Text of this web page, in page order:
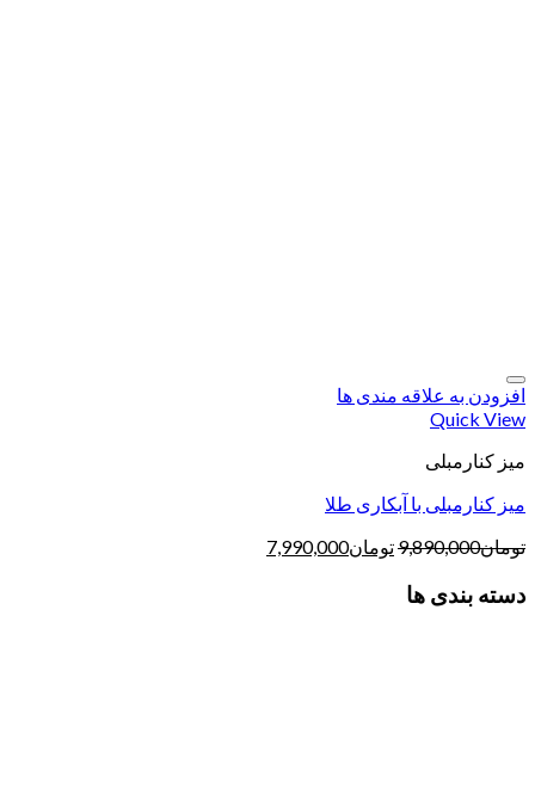
افزودن به علاقه مندی ها
Quick View
میز کنارمبلی
میز کنارمبلی با آبکاری طلا
تومان9,890,000تومان7,990,000
دسته بندی ها